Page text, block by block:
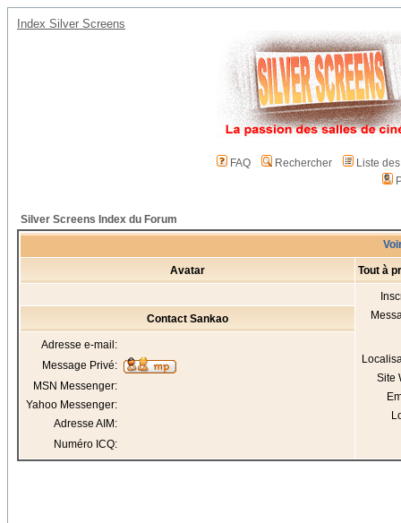
Index Silver Screens
FAQ Rechercher
Liste
Silver Screens Index du Forum
Avatar Tout à
Site
Contact Sankao
Adresse e-mail:
Message Privé:
MSN Messenger:
Yahoo Messenger:
Adresse AIM:
Numéro ICQ: